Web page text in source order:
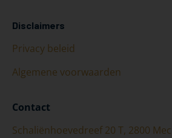
Disclaimers
Privacy beleid
Algemene voorwaarden
Contact
Schaliënhoevedreef 20 T, 2800